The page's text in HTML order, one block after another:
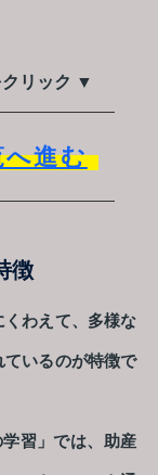
リック ▼
へ進む
徴
くわえて、多様な
いるのが特徴で
習」では、助産